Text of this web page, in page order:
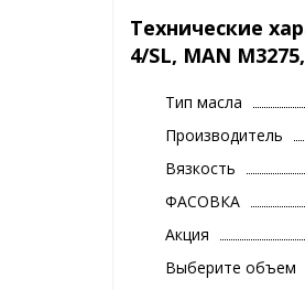
Технические
4/SL, MAN
Тип масла
Производитель
Вязкость
ФАСОВКА
Акция
Выберите объем